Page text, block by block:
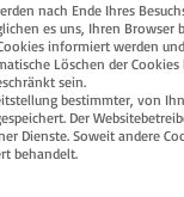
nach Ende Ihres
es uns, Ihren Browser
informiert werden
Löschen der
sein.
bestimmter, von
Der
Dienste. Soweit andere
behandelt.